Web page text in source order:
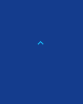
keyboard_arrow_down